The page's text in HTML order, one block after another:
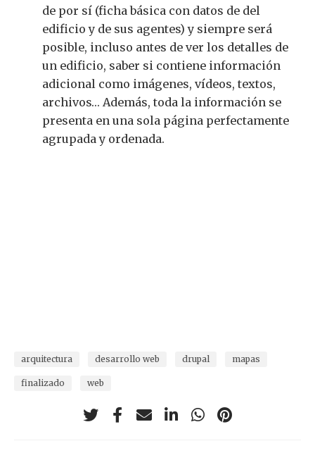
de por sí (ficha básica con datos de del
edificio y de sus agentes) y siempre será
posible, incluso antes de ver los detalles de
un edificio, saber si contiene información
adicional como imágenes, vídeos, textos,
archivos… Además, toda la información se
presenta en una sola página perfectamente
agrupada y ordenada.
arquitectura desarrollo web drupal mapas
finalizado web